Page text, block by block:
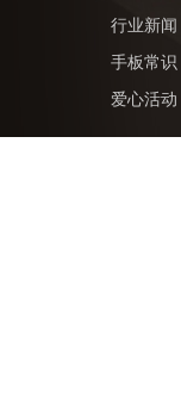
行业新闻
手板常识
爱心活动